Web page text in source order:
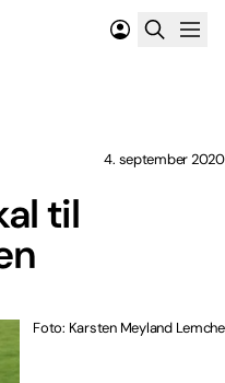
til
4. september 2020
Foto: Karsten Meyland Lemche